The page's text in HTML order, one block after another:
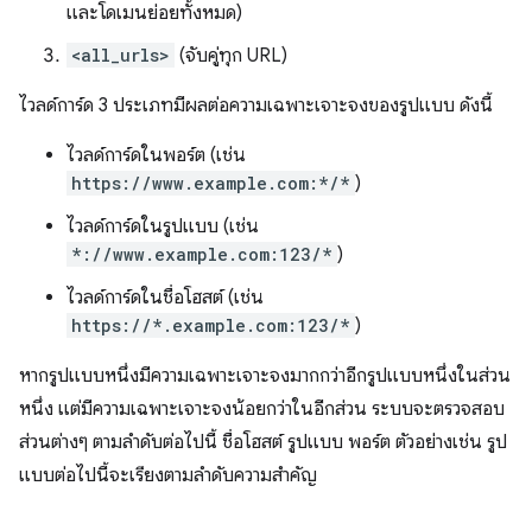
และโดเมนย่อยทั้งหมด)
<all_urls> (จับคู่ทุก URL)
ไวลด์การ์ด 3 ประเภทมีผลต่อความเฉพาะเจาะจงของรูปแบบ ดังนี้
ไวลด์การ์ดในพอร์ต (เช่น
https://www.example.com:*/* )
ไวลด์การ์ดในรูปแบบ (เช่น
*://www.example.com:123/* )
ไวลด์การ์ดในชื่อโฮสต์ (เช่น
https://*.example.com:123/* )
หากรูปแบบหนึ่งมีความเฉพาะเจาะจงมากกว่าอีกรูปแบบหนึ่งในส่วน
หนึ่ง แต่มีความเฉพาะเจาะจงน้อยกว่าในอีกส่วน ระบบจะตรวจสอบ
ส่วนต่างๆ ตามลำดับต่อไปนี้ ชื่อโฮสต์ รูปแบบ พอร์ต ตัวอย่างเช่น รูป
แบบต่อไปนี้จะเรียงตามลำดับความสำคัญ